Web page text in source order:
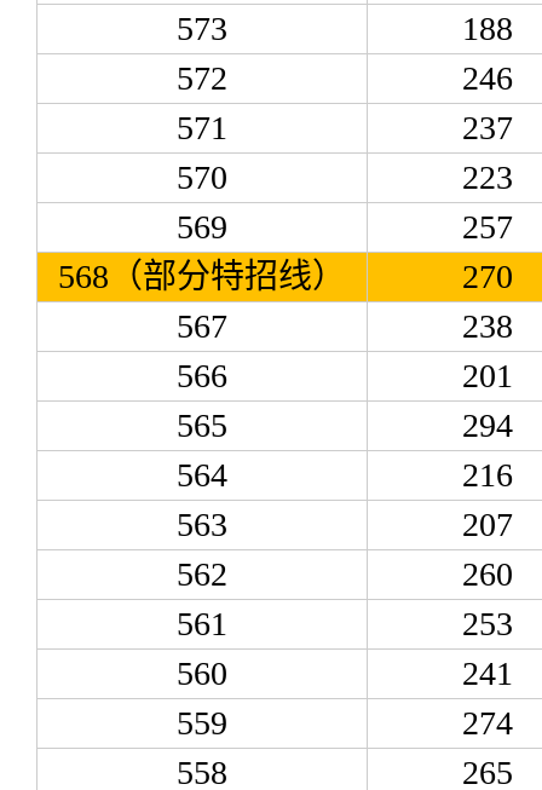
573
188
572
246
571
237
570
223
569
257
568（部分特招线）
270
567
238
566
201
565
294
564
216
563
207
562
260
561
253
560
241
559
274
558
265